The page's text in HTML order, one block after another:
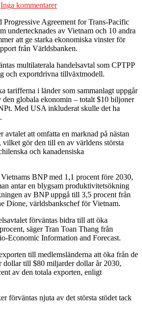
Inga kommentarer
Progressive Agreement for Trans-Pacific
undertecknades av Vietnam och 10 andra
att ge starka ekonomiska vinster för
från Världsbanken.
multilaterala handelsavtal som CPTPP
och exportdrivna tillväxtmodell.
tarifferna i länder som sammanlagt uppgår
den globala ekonomin – totalt $10 biljoner
Med USA inkluderat skulle det ha
att omfatta en marknad på nästan
gör den till en av världens största
och kanadensiska
BNP med 1,1 procent före 2030,
antar en blygsam produktivitetsökning
av BNP uppgå till 3,5 procent från
Dione, världsbankschef för Vietnam.
förväntas bidra till att öka
säger Tran Toan Thang från
Economic Information and Forecast.
till medlemsländerna att öka från de
dollar till $80 miljarder dollar år 2030,
av den totala exporten, enligt
förväntas njuta av det största stödet tack